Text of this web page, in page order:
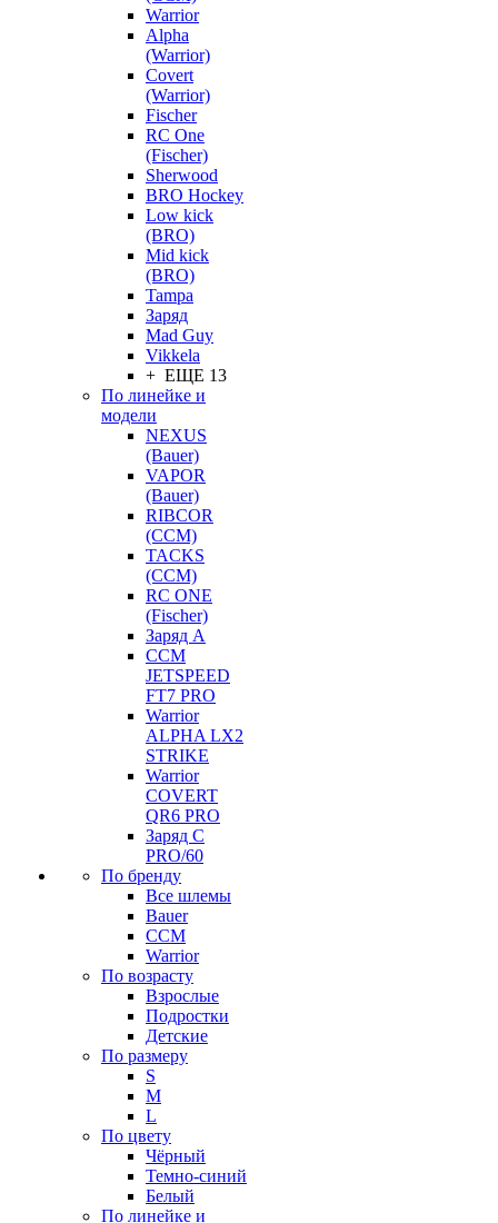
Warrior
Alpha
(Warrior)
Covert
(Warrior)
Fischer
RC One
(Fischer)
Sherwood
BRO Hockey
Low kick
(BRO)
Mid kick
(BRO)
Tampa
Заряд
Mad Guy
Vikkela
+ ЕЩЕ 13
По линейке и
модели
NEXUS
(Bauer)
VAPOR
(Bauer)
RIBCOR
(CCM)
TACKS
(CCM)
RC ONE
(Fischer)
Заряд А
CCM
JETSPEED
FT7 PRO
Warrior
ALPHA LX2
STRIKE
Warrior
COVERT
QR6 PRO
Заряд С
PRO/60
По бренду
Все шлемы
Bauer
CCM
Warrior
По возрасту
Взрослые
Подростки
Детские
По размеру
S
M
L
По цвету
Чёрный
Темно-синий
Белый
По линейке и